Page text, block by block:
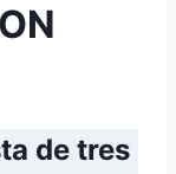
de tres